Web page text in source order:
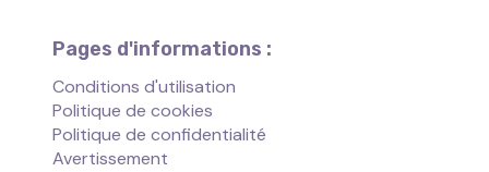
Pages d'informations :
Conditions d'utilisation
Politique de cookies
Politique de confidentialité
Avertissement